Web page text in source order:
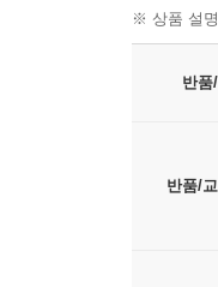
※ 상품 설
반품
반품/